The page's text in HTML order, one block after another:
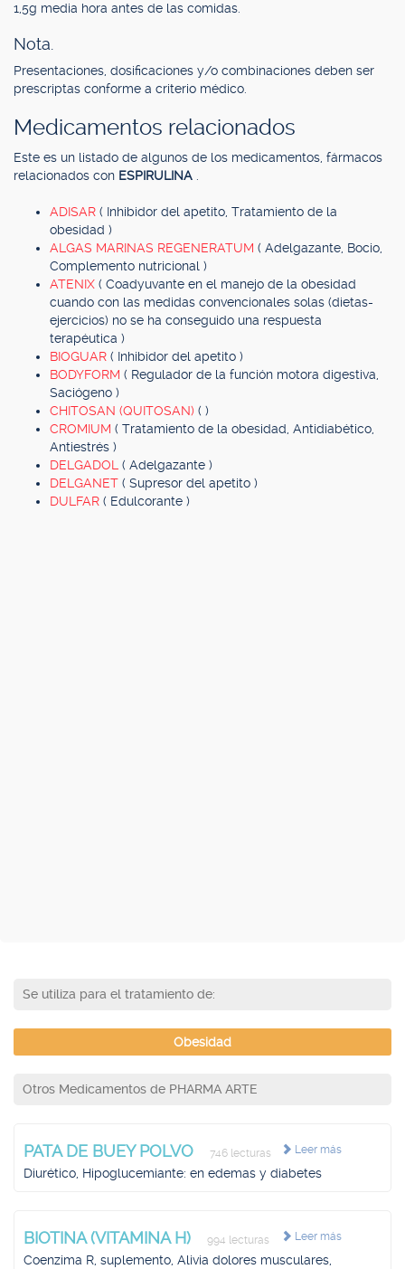
1,5g media hora antes de las comidas.
Nota.
Presentaciones, dosificaciones y/o combinaciones deben ser
prescriptas conforme a criterio médico.
Medicamentos relacionados
Este es un listado de algunos de los medicamentos, fármacos
relacionados con ESPIRULINA
ADISAR ( Inhibidor del apetito, Tratamiento de la
obesidad )
ALGAS MARINAS REGENERATUM ( Adelgazante, Bocio,
Complemento nutricional )
ATENIX ( Coadyuvante en el manejo de la obesidad
cuando con las medidas convencionales solas (dietas-
ejercicios) no se ha conseguido una respuesta
terapéutica )
BIOGUAR ( Inhibidor del apetito )
BODYFORM ( Regulador de la función motora digestiva,
Saciógeno )
CHITOSAN (QUITOSAN) ( )
CROMIUM ( Tratamiento de la obesidad, Antidiabético,
Antiestrés )
DELGADOL ( Adelgazante )
DELGANET ( Supresor del apetito )
DULFAR ( Edulcorante )
Se utiliza para el tratamiento de:
Obesidad
Otros Medicamentos de PHARMA ARTE
Leer más
PATA DE BUEY POLVO 746 lecturas
Diurético, Hipoglucemiante: en edemas y diabetes
Leer más
BIOTINA (VITAMINA H) 994 lecturas
Coenzima R, suplemento, Alivia dolores musculares,